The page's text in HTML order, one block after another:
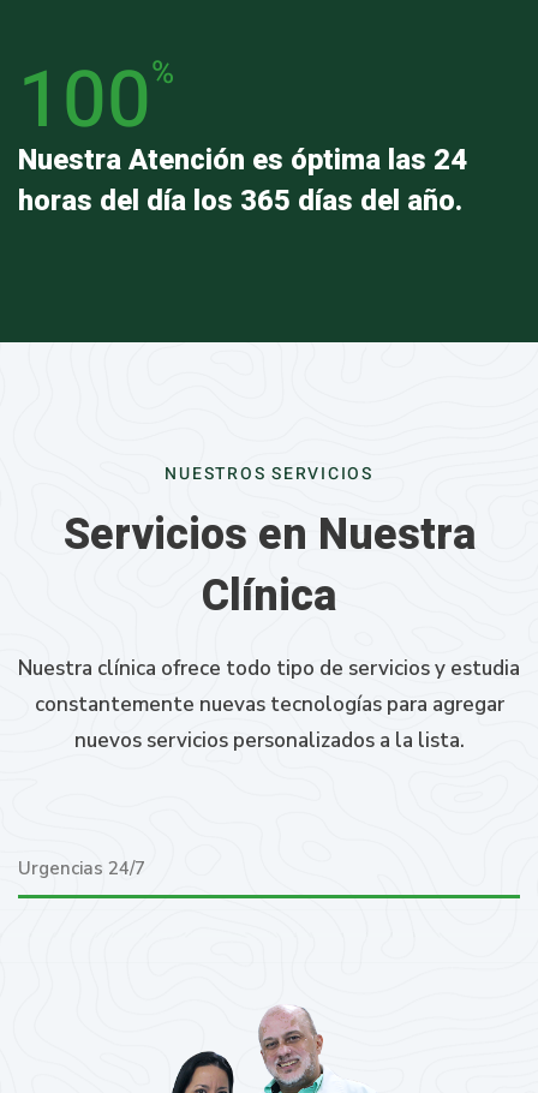
100%
Nuestra Atención es óptima las 24
horas del día los 365 días del año.
NUESTROS SERVICIOS
Servicios en Nuestra
Clínica
Nuestra clínica ofrece todo tipo de servicios y estudia
constantemente nuevas tecnologías para agregar
nuevos servicios personalizados a la lista.
Urgencias 24/7